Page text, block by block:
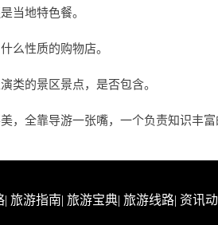
当地特色餐。
么性质的购物店。
类的景区景点，是否包含。
，全靠导游一张嘴，一个负责知识丰
| 旅游指南| 旅游宝典| 旅游线路| 资讯